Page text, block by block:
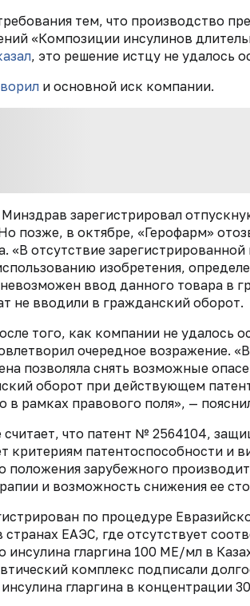
тем, что производство
«Композиции инсулинов
, это решение истцу не удалось
и основной иск компании.
зарегистрировал
позже, в октябре, «Герофарм»
«В отсутствие
изобретения,
ввод данного товара в
не вводили в гражданский оборот.
того, как компании не удалось
очередное возражение.
позволяла снять возможные
оборот при действующем
в рамках правового поля», —
что патент № 2564104,
критериям патентоспособности и
положения зарубежного
и возможность снижения ее
по процедуре
ЕАЭС, где отсутствует
инсулина гларгина 100 МЕ/мл в
комплекс подписали
гларгина в концентрации